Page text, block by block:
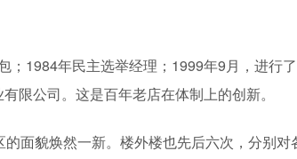
；1984年民主选举经理；1999年9月，进行
限公司。这是百年老店在体制上的创新。
面貌焕然一新。楼外楼也先后六次，分别对